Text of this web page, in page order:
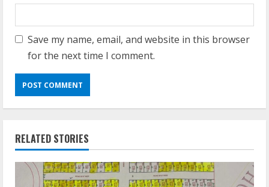
Save my name, email, and website in this browser
for the next time I comment.
RELATED STORIES